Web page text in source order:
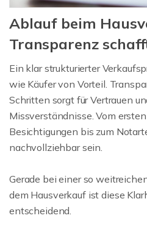
Ablauf beim
Transparenz
Ein klar strukturierter
wie Käufer von Vorteil.
Schritten sorgt für Vertrauen
Missverständnisse. Vom
Besichtigungen bis zum
nachvollziehbar sein.
Gerade bei einer so
dem Hausverkauf ist diese
entscheidend.